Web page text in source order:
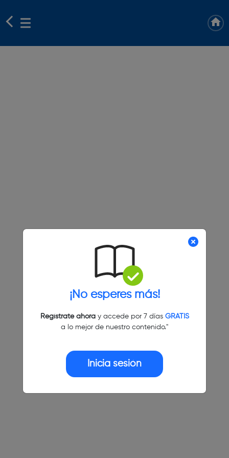
¡No esperes más!
Regístrate ahoray accede por 7 días GRATIS
a lo mejor de nuestro contenido."
Inicia sesión